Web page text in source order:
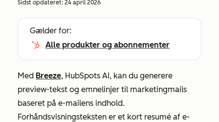
Sidst opdateret: 24 april 2026
Gælder for:
Alle produkter og abonnementer
Med Breeze, HubSpots AI, kan du generere
preview-tekst og emnelinjer til marketingmails
baseret på e-mailens indhold.
Forhåndsvisningsteksten er et kort resumé af e-